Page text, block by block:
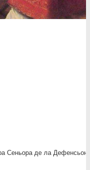
Сеньора де ла